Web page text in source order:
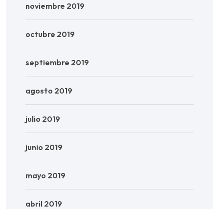
noviembre 2019
octubre 2019
septiembre 2019
agosto 2019
julio 2019
junio 2019
mayo 2019
abril 2019